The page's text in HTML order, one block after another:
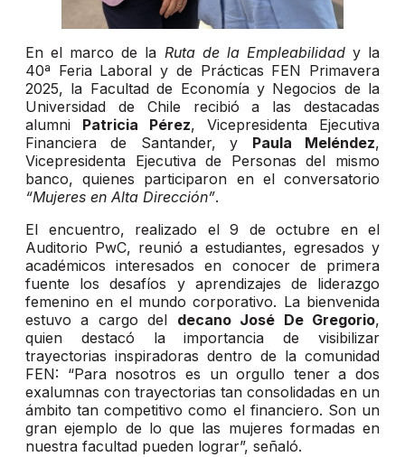
En el marco de la Ruta de la Empleabilidady la
40ª Feria Laboral y de Prácticas FEN Primavera
2025, la Facultad de Economía y Negocios de la
Universidad de Chile recibió a las destacadas
alumni Patricia Pérez, Vicepresidenta Ejecutiva
Financiera de Santander, y Paula Meléndez,
Vicepresidenta Ejecutiva de Personas del mismo
banco, quienes participaron en el conversatorio
“Mujeres en Alta Dirección”.
El encuentro, realizado el 9 de octubre en el
Auditorio PwC, reunió a estudiantes, egresados y
académicos interesados en conocer de primera
fuente los desafíos y aprendizajes de liderazgo
femenino en el mundo corporativo. La bienvenida
estuvo a cargo del decano José De Gregorio,
quien destacó la importancia de visibilizar
trayectorias inspiradoras dentro de la comunidad
FEN: “Para nosotros es un orgullo tener a dos
exalumnas con trayectorias tan consolidadas en un
ámbito tan competitivo como el financiero. Son un
gran ejemplo de lo que las mujeres formadas en
nuestra facultad pueden lograr”, señaló.